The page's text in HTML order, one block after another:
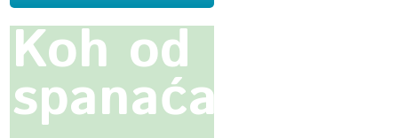
Koh od
spanaća